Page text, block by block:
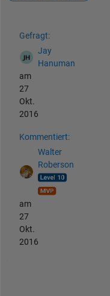
Gefragt:
Jay
Hanuman
am
27
Okt.
2016
Kommentiert:
Walter
Roberson
am
27
Okt.
2016